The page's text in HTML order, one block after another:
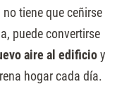
tiene que ceñirse
puede convertirse
aire al edificioy
hogar cada día.